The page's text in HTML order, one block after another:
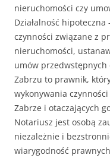
nieruchomości czy
Działalność
czynności związane z
nieruchomości,
umów
Zabrzu to prawnik,
wykonywania
Zabrze i otaczających
Notariusz jest osobą
niezależnie i
wiarygodność